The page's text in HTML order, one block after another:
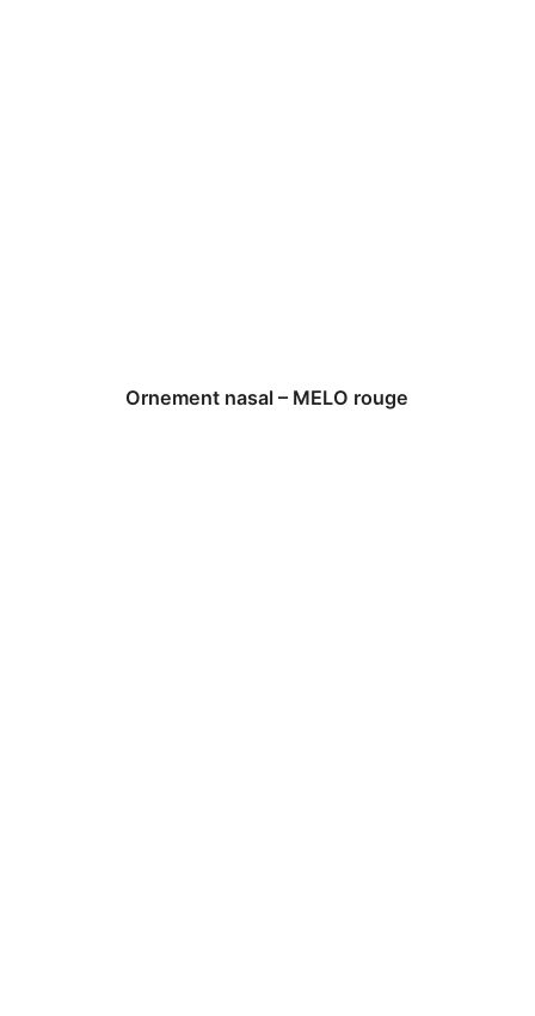
Ornement nasal – MELO rouge